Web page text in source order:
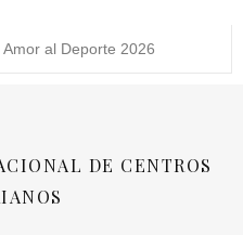
al Deporte 2026
DE CENTROS